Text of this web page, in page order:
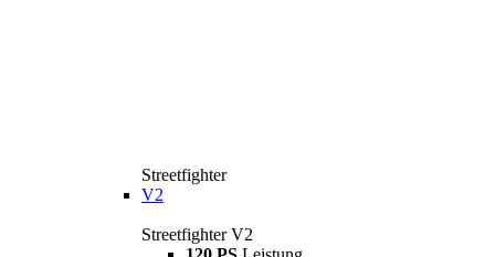
Streetfighter
V2
Streetfighter V2